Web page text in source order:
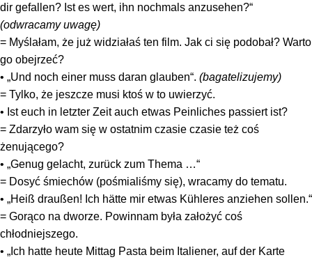
dir gefallen? Ist es wert, ihn nochmals anzusehen?“
(odwracamy uwagę)
= Myślałam, że już widziałaś ten film. Jak ci się podobał? Warto
go obejrzeć?
• „Und noch einer muss daran glauben“. (bagatelizujemy)
= Tylko, że jeszcze musi ktoś w to uwierzyć.
• Ist euch in letzter Zeit auch etwas Peinliches passiert ist?
= Zdarzyło wam się w ostatnim czasie czasie też coś
żenującego?
• „Genug gelacht, zurück zum Thema …“
= Dosyć śmiechów (pośmialiśmy się), wracamy do tematu.
• „Heiß draußen! Ich hätte mir etwas Kühleres anziehen sollen.“
= Gorąco na dworze. Powinnam była założyć coś
chłodniejszego.
• „Ich hatte heute Mittag Pasta beim Italiener, auf der Karte